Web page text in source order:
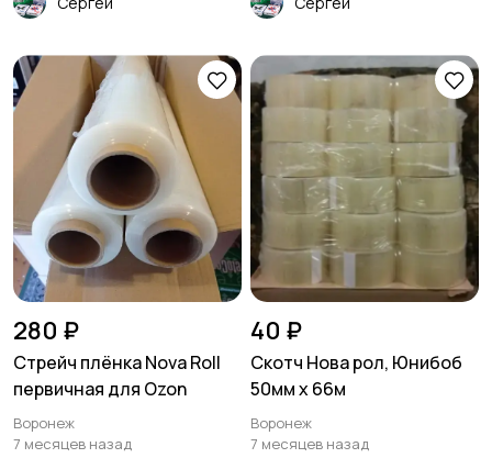
280 ₽
Стрейч плёнка Nova Roll
первичная для Ozon
Воронеж
7 месяцев назад
40 ₽
Скотч Нова рол, Юнибоб
50мм х 66м
Воронеж
7 месяцев назад